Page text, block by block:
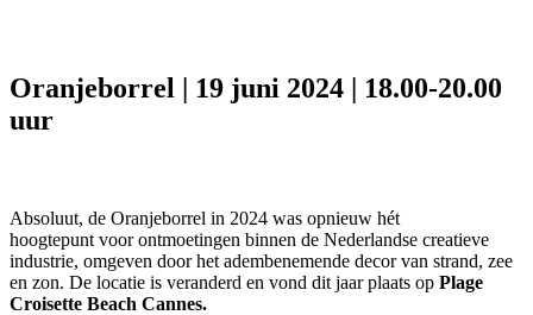
Oranjeborrel | 19 juni 2024 | 18.00-20.00
uur
Absoluut, de Oranjeborrel in 2024 was opnieuw hét
hoogtepunt voor ontmoetingen binnen de Nederlandse creatieve
industrie, omgeven door het adembenemende decor van strand, zee
en zon. De locatie is veranderd en vond dit jaar plaats op Plage
Croisette Beach Cannes.